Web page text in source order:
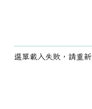
選單載入失敗，請重